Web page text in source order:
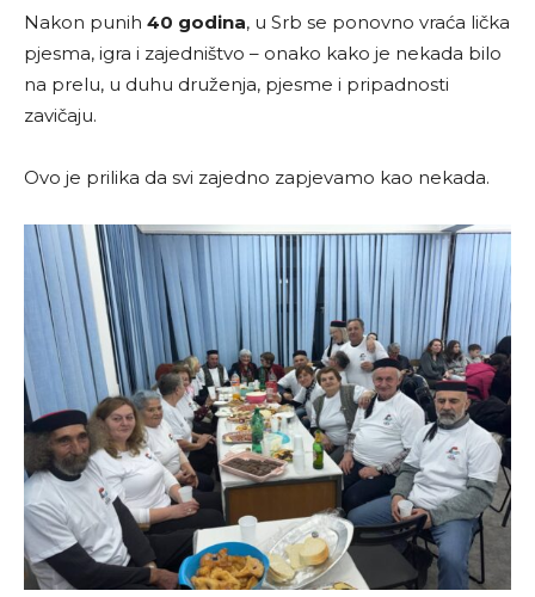
Nakon punih 40 godina, u Srb se ponovno vraća lička
pjesma, igra i zajedništvo – onako kako je nekada bilo
na prelu, u duhu druženja, pjesme i pripadnosti
zavičaju.
Ovo je prilika da svi zajedno zapjevamo kao nekada.